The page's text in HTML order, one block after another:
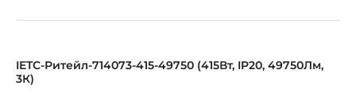
IETC-Ритейл-714073-415-49750 (415Вт, IP20, 49750Лм,
3К)